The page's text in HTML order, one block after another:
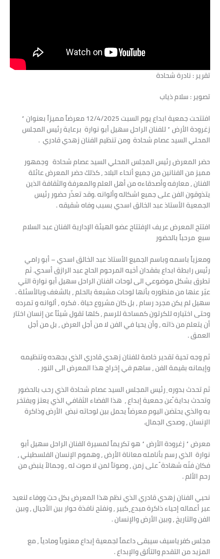
تقرير : نادرة شحادة
تصوير : سلام ذياب
افتتحت جمعية ابداع يوم السبت 12/4/2025 معرضاً مميزاً بعنوان ”
زغرودة الأرض ” للفنان الراحل سهيل أبو نوارة برعاية رئيس المجلس
المحلي السيد عصام شحادة ومن تنظيم الفنان زهدي قادري .
حضر المعرض رئيس المجلس المحلي السيد عصام شحادة وجمهور
مميز من الفنانين من جميع أنحاء البلاد , كذلك حضر المعرض عائلة
الفنان , معارفه وأصدقاءه من أهل العلم والمعرفة والثقافة الذين
يتذوقون الفن على جميع اشكاله وألوانه .وقد تعذّر حضور رئيس
الجمعية الأستاذ عبد الخالق اسدي بسبب وفاه شقيقه .
افتتح المعرض عريف الإفتتاح عضو الهيئة الإدارية الفنان عبد السلام
سبع مرحباً بالحضور
ومعزياً باسمه وباسم الجميع الأستاذ عبد الخالق اسدي – أبو رامي
رئيس رابطة ابداع بفقدان أخيه المرحوم الحاج عبد الرازق أسدي. ثم
تطرق بشكل موضوعي الى لوحات الفنان الراحل سهيل أبو نوارة التي
عبّر عنها من منظوره بأنها لوحات مشبعة بالحلم , بالشغف وبالأسئلة .
سهيل لم يكن مجرد رسام , بل كان مشروع حياة . فكره , ألوانه و تمرده
وحتى اختياره للكرتون كمساحة للرسم , كلها تقول شيئاً عن إنسان اختار
أن يتعلم من ذاته , وأن يحيا في الفن لا من أجل العرض , بل من أجل
العمق .
ثم وجه تحية تقدير خاصة للفنان زهدي قادري الذي بجهده وتنظيمه
وإيمانه بقيمة الفن , ساهم في إخراج هذا المعرض الى النور .
ثم تحدث بدوره ِ رئيس المجلس السيد عصام شحادة الذي رحب بالحضور
وتحدث بداية ًعن جمعية إبداع , هذا الفضاء الثقافي الذي يعتز ويفتخر
به والذي يحتضن اليوم معرضاً يحمل بين لوحاته نبض الأرض وذاكرة
الإنسان , وصدى الجمال.
معرض ” زغرودة الأرض ” هو تكريماً لمسيرة الفنان الراحل سهيل أبو
نوارة الذي رسم بأنامله معاناة الأرض , وهموم الإنسان الفلسطيني ,
فكان فنّه شهادة ً على زمن , وصوتاً لمن لا صوت له , وجمالاً ينبض من
رحم الألم .
نحيي الفنان زهدي قادري الذي نظم هذا المعرض بكل حبّ ووفاء لنعيد
عبر أعماله إحياء ذاكرة مبدع ٍ كبير , ونفتح نافذة حوار بين الأجيال , وبين
الفن والتاريخ , وبين الأرض والإنسان .
مجلس كفرياسيف سيبقى داعماً لجمعية إبداع معنوياً ومادياً , مع
المزيد من التقدم والتألق والإبداع .